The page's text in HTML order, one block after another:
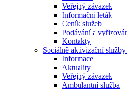
Veřejný závazek
Informační leták
Ceník služeb
Podávání a
Kontakty
Sociálně aktivizační
Informace
Aktuality
Veřejný závazek
Ambulantní služba